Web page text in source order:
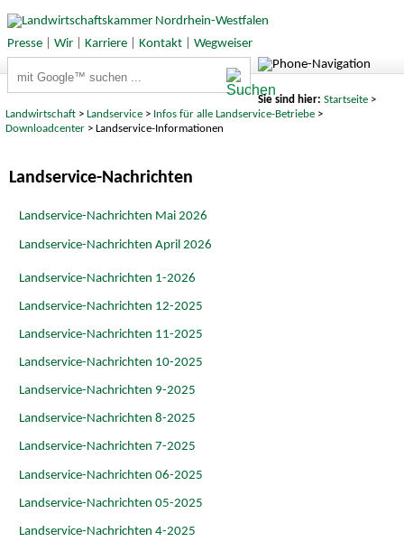
Presse| Wir| Karriere| Kontakt| Wegweiser
Sie sind hier: Startseite>
Landwirtschaft >Landservice > Infos für alle Landservice-Betriebe >
Downloadcenter > Landservice-Informationen
Landservice-Nachrichten
Landservice-Nachrichten Mai 2026
Landservice-Nachrichten April 2026
Landservice-Nachrichten 1-2026
Landservice-Nachrichten 12-2025
Landservice-Nachrichten 11-2025
Landservice-Nachrichten 10-2025
Landservice-Nachrichten 9-2025
Landservice-Nachrichten 8-2025
Landservice-Nachrichten 7-2025
Landservice-Nachrichten 06-2025
Landservice-Nachrichten 05-2025
Landservice-Nachrichten 4-2025